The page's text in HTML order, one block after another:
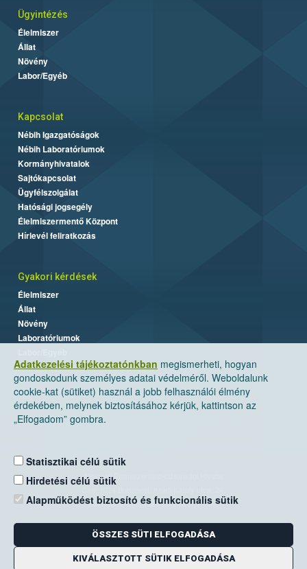
Adatkezelési tájékoztatónkban megismerheti, hogyan
gondoskodunk személyes adatai védelméről. Weboldalunk
cookie-kat (sütiket) használ a jobb felhasználói élmény
érdekében, melynek biztosításához kérjük, kattintson az
„Elfogadom” gombra.
Statisztikai célú sütik
Hirdetési célú sütik
Alapműködést biztosító és funkcionális sütik
ÖSSZES SÜTI ELFOGADÁSA
KIVÁLASZTOTT SÜTIK ELFOGADÁSA
Ügyintézés
Élelmiszer
Állat
Növény
Labor/Egyéb
Kapcsolat
Nébih Igazgatóságok
Nébih Laboratóriumok
Kormányhivatalok
Sajtókapcsolat
Ügyfélszolgálat
Hatósági jogsegély
Élelmiszermentő Központ
Hírlevél feliratkozás
Gyakori kérdések
Élelmiszer
Állat
Növény
Laboratóriumok
Nemzeti Élelmiszerlánc-biztonsági Hivatal
Levelezési cím: 1525 Budapest. Pf. 30.
E-mail:ugyfelszolgalat@nebih.gov.hu
Zöld szám: 06-80/263-244